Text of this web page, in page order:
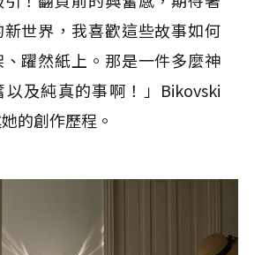
世界，我喜歡這些故事如何
躍然紙上。那是一件多麼神
以及純真的事啊！」Bikovski
的創作歷程。